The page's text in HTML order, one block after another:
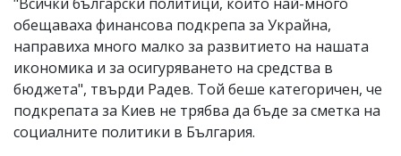
обещаваха финансова подкрепа за Украйна,
направиха много малко за развитието на нашата
икономика и за осигуряването на средства в
бюджета", твърди Радев. Той беше категоричен, че
подкрепата за Киев не трябва да бъде за сметка на
социалните политики в България.